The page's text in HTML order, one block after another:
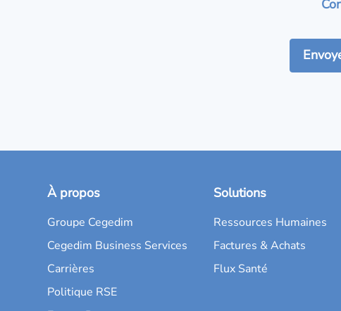
À propos
Groupe Cegedim
Cegedim Business Services
Carrières
Politique RSE
Solutions
Ressources Humaines
Factures & Achats
Flux Santé